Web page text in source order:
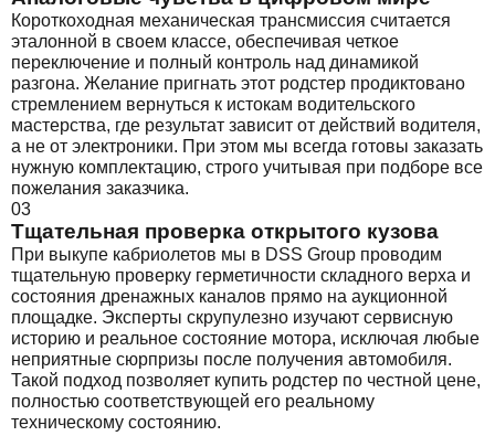
Короткоходная механическая трансмиссия считается
эталонной в своем классе, обеспечивая четкое
переключение и полный контроль над динамикой
разгона. Желание пригнать этот родстер продиктовано
стремлением вернуться к истокам водительского
мастерства, где результат зависит от действий водителя,
а не от электроники. При этом мы всегда готовы заказать
нужную комплектацию, строго учитывая при подборе все
пожелания заказчика.
03
Тщательная проверка открытого кузова
При выкупе кабриолетов мы в DSS Group проводим
тщательную проверку герметичности складного верха и
состояния дренажных каналов прямо на аукционной
площадке. Эксперты скрупулезно изучают сервисную
историю и реальное состояние мотора, исключая любые
неприятные сюрпризы после получения автомобиля.
Такой подход позволяет купить родстер по честной цене,
полностью соответствующей его реальному
техническому состоянию.